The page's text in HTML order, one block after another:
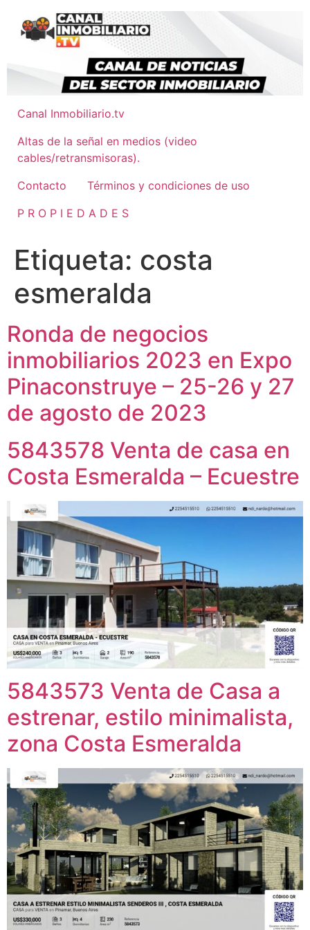
contenido
Canal Inmobiliario.tv
Altas de la señal en medios (video
cables/retransmisoras).
Contacto
Términos y condiciones de uso
P R O P I E D A D E S
Etiqueta: costa
esmeralda
Ronda de negocios
inmobiliarios 2023 en Expo
Pinaconstruye – 25-26 y 27
de agosto de 2023
5843578 Venta de casa en
Costa Esmeralda – Ecuestre
5843573 Venta de Casa a
estrenar, estilo minimalista,
zona Costa Esmeralda